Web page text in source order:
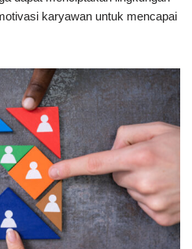
karyawan untuk mencapai